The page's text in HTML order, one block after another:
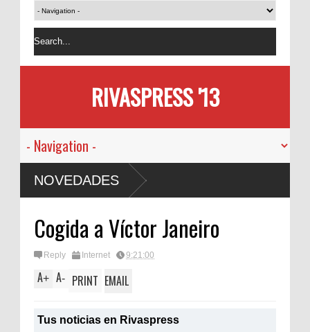
RIVASPRESS '13
NOVEDADES
Cogida a Víctor Janeiro
Reply Internet 9:21:00
A+ A- PRINT EMAIL
Tus noticias en Rivaspress